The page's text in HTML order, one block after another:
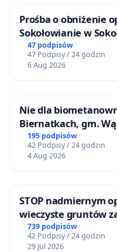
Prośba o obniżenie
Sokołowianie w
47 podpisów
47 Podpisy / 24 godzin
6 Aug 2026
Nie dla
Biernatkach, gm.
195 podpisów
42 Podpisy / 24 godzin
4 Aug 2026
STOP nadmiernym
wieczyste gruntów
ogrody działkowe.
739 podpisów
42 Podpisy / 24 godzin
29 Jul 2026